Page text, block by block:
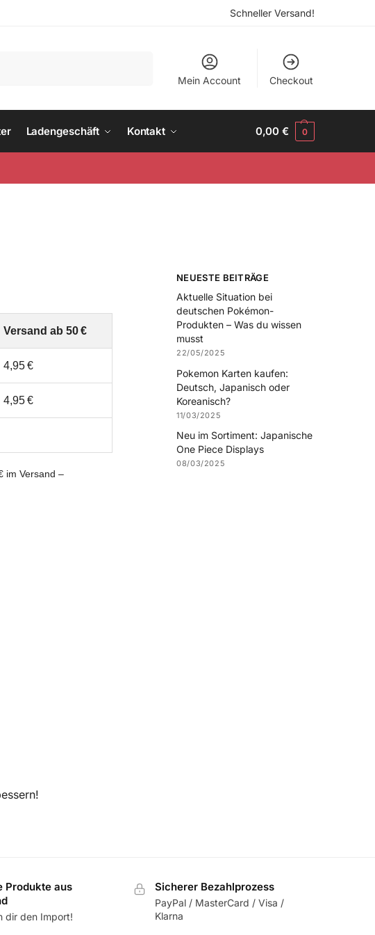
Schneller Versand!
Mein Account Checkout
Ladengeschäft Kontakt 0,00€ 0
Versand ab 50 €
4,95 €
4,95 €
im Versand –
NEUESTE BEITRÄGE
Aktuelle Situation bei
deutschen Pokémon-
Produkten – Was du wissen
musst
22/05/2025
Pokemon Karten kaufen:
Deutsch, Japanisch oder
Koreanisch?
11/03/2025
Neu im Sortiment: Japanische
One Piece Displays
08/03/2025
Produkte aus
dir den Import!
Sicherer Bezahlprozess
PayPal / MasterCard / Visa /
Klarna